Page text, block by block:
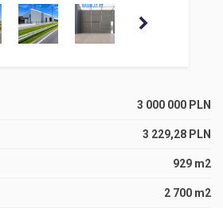
3 000 000 PLN
3 229,28 PLN
929 m2
2 700 m2